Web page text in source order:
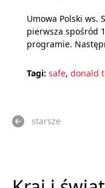
Umowa Polski ws.
pierwsza spośród
programie.
Tagi: safe, donald
starsze